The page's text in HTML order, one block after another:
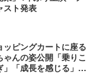
スト発表
ピングカートに座る
んの姿公開「乗りこ
「成長を感じる」の